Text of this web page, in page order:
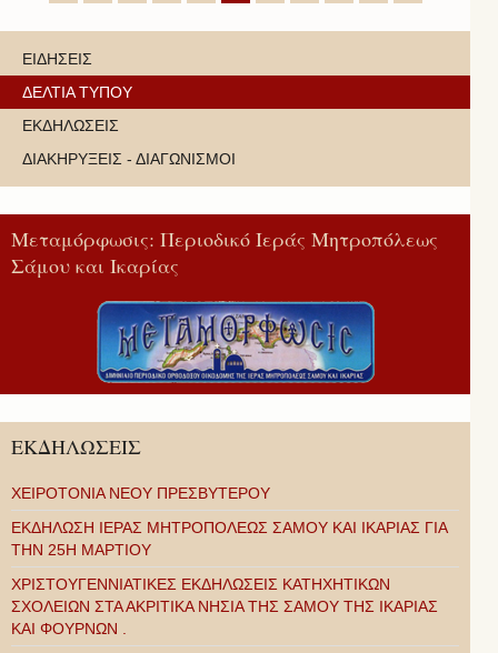
ΕΙΔΗΣΕΙΣ
ΔΕΛΤΙΑ ΤΥΠΟΥ
ΕΚΔΗΛΩΣΕΙΣ
ΔΙΑΚΗΡΥΞΕΙΣ - ΔΙΑΓΩΝΙΣΜΟΙ
Μεταμόρφωσις: Περιοδικό Ιεράς Μητροπόλεως
Σάμου και Ικαρίας
ΕΚΔΗΛΩΣΕΙΣ
ΧΕΙΡΟΤΟΝΙΑ ΝΕΟΥ ΠΡΕΣΒΥΤΕΡΟΥ
ΕΚΔΗΛΩΣΗ ΙΕΡΑΣ ΜΗΤΡΟΠΟΛΕΩΣ ΣΑΜΟΥ ΚΑΙ ΙΚΑΡΙΑΣ ΓΙΑ
ΤΗΝ 25Η ΜΑΡΤΙΟΥ
ΧΡΙΣΤΟΥΓΕΝΝΙΑΤΙΚΕΣ ΕΚΔΗΛΩΣΕΙΣ ΚΑΤΗΧΗΤΙΚΩΝ
ΣΧΟΛΕΙΩΝ ΣΤΑ ΑΚΡΙΤΙΚΑ ΝΗΣΙΑ ΤΗΣ ΣΑΜΟΥ ΤΗΣ ΙΚΑΡΙΑΣ
ΚΑΙ ΦΟΥΡΝΩΝ .